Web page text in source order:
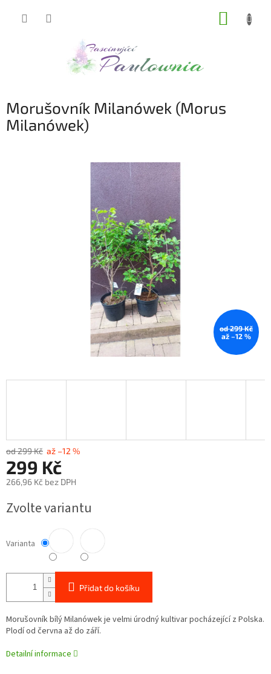
Morušovník Milanówek (Morus
Milanówek)
od 299 Kč
až –12 %
od 299 Kč až –12 %
299 Kč
266,96 Kč bez DPH
cena:
Zvolte variantu
Varianta
Přidat do košíku
Morušovník bílý Milanówek je velmi úrodný kultivarpocházející z Polska.
Plodí od června až do září.
Detailní informace